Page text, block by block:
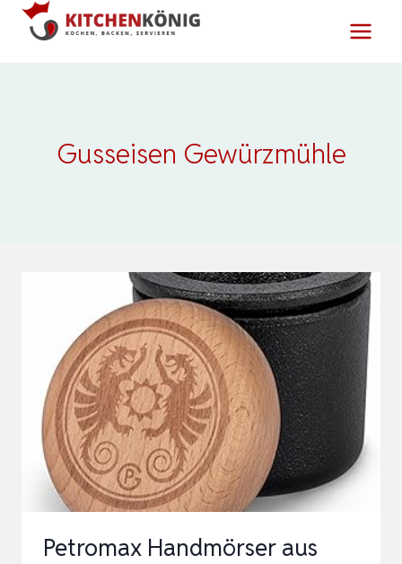
Zum
Inhalt
Gusseisen Gewürzmühle
Petromax Handmörser aus